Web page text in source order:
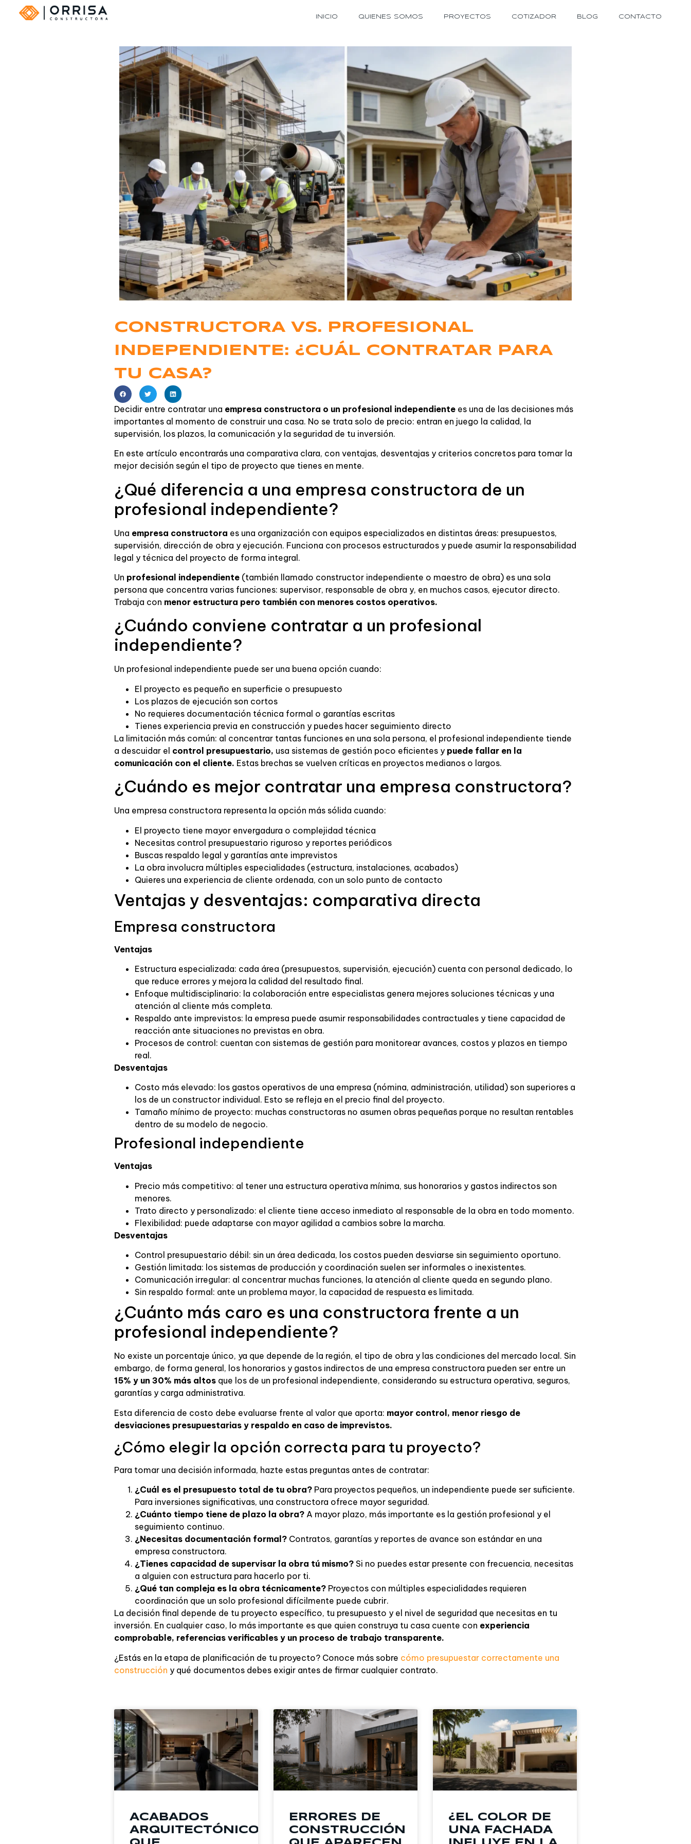
INICIO QUIENES SOMOS PROYECTOS COTIZADOR BLOG CONTACTO
CONSTRUCTORA VS. PROFESIONAL
INDEPENDIENTE: ¿CUÁL CONTRATAR PARA
TU CASA?
Decidir entre contratar una empresa constructora o un profesional independiente es una de las decisiones más
importantes al momento de construir una casa. No se trata solo de precio: entran en juego la calidad, la
supervisión, los plazos, la comunicación y la seguridad de tu inversión.
En este artículo encontrarás una comparativa clara, con ventajas, desventajas y criterios concretos para tomar la
mejor decisión según el tipo de proyecto que tienes en mente.
¿Qué diferencia a una empresa constructora de un
profesional independiente?
Una empresa constructora es una organización con equipos especializados en distintas áreas: presupuestos,
supervisión, dirección de obra y ejecución. Funciona con procesos estructurados y puede asumir la responsabilidad
legal y técnica del proyecto de forma integral.
Un profesional independiente (también llamado constructor independiente o maestro de obra) es una sola
persona que concentra varias funciones: supervisor, responsable de obra y, en muchos casos, ejecutor directo.
Trabaja con menor estructura pero también con menores costos operativos.
¿Cuándo conviene contratar a un profesional
independiente?
Un profesional independiente puede ser una buena opción cuando:
El proyecto es pequeño en superficie o presupuesto
Los plazos de ejecución son cortos
No requieres documentación técnica formal o garantías escritas
Tienes experiencia previa en construcción y puedes hacer seguimiento directo
La limitación más común: al concentrar tantas funciones en una sola persona, el profesional independiente tiende
a descuidar el control presupuestario, usa sistemas de gestión poco eficientes y puede fallar en la
comunicación con el cliente. Estas brechas se vuelven críticas en proyectos medianos o largos.
¿Cuándo es mejor contratar una empresa constructora?
Una empresa constructora representa la opción más sólida cuando:
El proyecto tiene mayor envergadura o complejidad técnica
Necesitas control presupuestario riguroso y reportes periódicos
Buscas respaldo legal y garantías ante imprevistos
La obra involucra múltiples especialidades (estructura, instalaciones, acabados)
Quieres una experiencia de cliente ordenada, con un solo punto de contacto
Ventajas y desventajas: comparativa directa
Empresa constructora
Ventajas
Estructura especializada: cada área (presupuestos, supervisión, ejecución) cuenta con personal dedicado, lo
que reduce errores y mejora la calidad del resultado final.
Enfoque multidisciplinario: la colaboración entre especialistas genera mejores soluciones técnicas y una
atención al cliente más completa.
Respaldo ante imprevistos: la empresa puede asumir responsabilidades contractuales y tiene capacidad de
reacción ante situaciones no previstas en obra.
Procesos de control: cuentan con sistemas de gestión para monitorear avances, costos y plazos en tiempo
real.
Desventajas
Costo más elevado: los gastos operativos de una empresa (nómina, administración, utilidad) son superiores a
los de un constructor individual. Esto se refleja en el precio final del proyecto.
Tamaño mínimo de proyecto: muchas constructoras no asumen obras pequeñas porque no resultan rentables
dentro de su modelo de negocio.
Profesional independiente
Ventajas
Precio más competitivo: al tener una estructura operativa mínima, sus honorarios y gastos indirectos son
menores.
Trato directo y personalizado: el cliente tiene acceso inmediato al responsable de la obra en todo momento.
Flexibilidad: puede adaptarse con mayor agilidad a cambios sobre la marcha.
Desventajas
Control presupuestario débil: sin un área dedicada, los costos pueden desviarse sin seguimiento oportuno.
Gestión limitada: los sistemas de producción y coordinación suelen ser informales o inexistentes.
Comunicación irregular: al concentrar muchas funciones, la atención al cliente queda en segundo plano.
Sin respaldo formal: ante un problema mayor, la capacidad de respuesta es limitada.
¿Cuánto más caro es una constructora frente a un
profesional independiente?
No existe un porcentaje único, ya que depende de la región, el tipo de obra y las condiciones del mercado local. Sin
embargo, de forma general, los honorarios y gastos indirectos de una empresa constructora pueden ser entre un
15% y un 30% más altos que los de un profesional independiente, considerando su estructura operativa, seguros,
garantías y carga administrativa.
Esta diferencia de costo debe evaluarse frente al valor que aporta: mayor control, menor riesgo de
desviaciones presupuestarias y respaldo en caso de imprevistos.
¿Cómo elegir la opción correcta para tu proyecto?
Para tomar una decisión informada, hazte estas preguntas antes de contratar:
¿Cuál es el presupuesto total de tu obra? Para proyectos pequeños, un independiente puede ser suficiente.
Para inversiones significativas, una constructora ofrece mayor seguridad.
¿Cuánto tiempo tiene de plazo la obra? A mayor plazo, más importante es la gestión profesional y el
seguimiento continuo.
¿Necesitas documentación formal? Contratos, garantías y reportes de avance son estándar en una
empresa constructora.
¿Tienes capacidad de supervisar la obra tú mismo? Si no puedes estar presente con frecuencia, necesitas
a alguien con estructura para hacerlo por ti.
¿Qué tan compleja es la obra técnicamente? Proyectos con múltiples especialidades requieren
coordinación que un solo profesional difícilmente puede cubrir.
La decisión final depende de tu proyecto específico, tu presupuesto y el nivel de seguridad que necesitas en tu
inversión. En cualquier caso, lo más importante es que quien construya tu casa cuente con experiencia
comprobable, referencias verificables y un proceso de trabajo transparente.
¿Estás en la etapa de planificación de tu proyecto? Conoce más sobre cómo presupuestar correctamente una
construcción y qué documentos debes exigir antes de firmar cualquier contrato.
ACABADOS
ARQUITECTÓNICOS
ERRORES DE
CONSTRUCCIÓN
¿EL COLOR DE
UNA FACHADA